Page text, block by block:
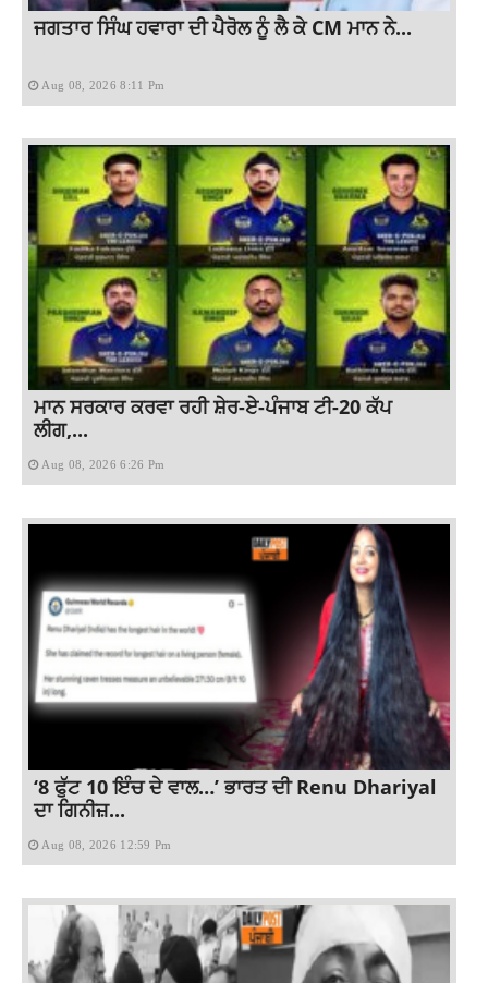
ਜਗਤਾਰ ਸਿੰਘ ਹਵਾਰਾ ਦੀ ਪੈਰੋਲ ਨੂੰ ਲੈ ਕੇ CM ਮਾਨ ਨੇ...
Aug 08, 2026 8:11 Pm
ਮਾਨ ਸਰਕਾਰ ਕਰਵਾ ਰਹੀ ਸ਼ੇਰ-ਏ-ਪੰਜਾਬ ਟੀ-20 ਕੱਪ
ਲੀਗ,...
Aug 08, 2026 6:26 Pm
‘8 ਫੁੱਟ 10 ਇੰਚ ਦੇ ਵਾਲ…’ ਭਾਰਤ ਦੀ Renu Dhariyal
ਦਾ ਗਿਨੀਜ਼...
Aug 08, 2026 12:59 Pm